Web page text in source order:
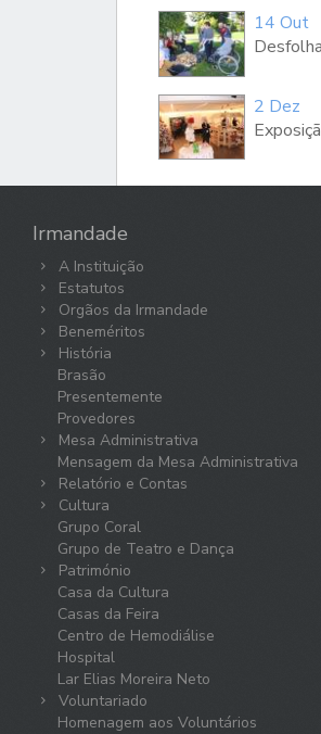
14 Out
2 Dez
Irmandade
A Instituição
Estatutos
Orgãos da Irmandade
Beneméritos
História
Brasão
Presentemente
Provedores
Mesa Administrativa
Mensagem da Mesa Administrativa
Relatório e Contas
Cultura
Grupo Coral
Grupo de Teatro e Dança
Património
Casa da Cultura
Casas da Feira
Centro de Hemodiálise
Hospital
Lar Elias Moreira Neto
Voluntariado
Homenagem aos Voluntários